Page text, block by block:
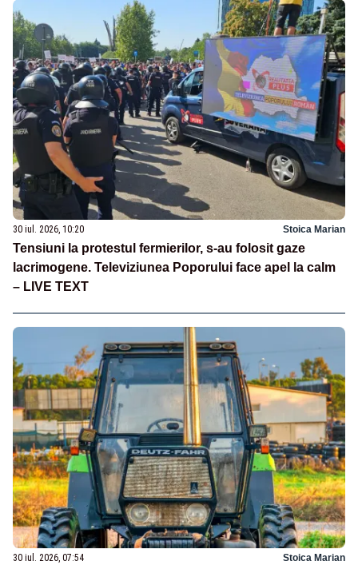
30 iul. 2026, 10:20 Stoica Marian
Tensiuni la protestul fermierilor, s-au folosit gaze
lacrimogene. Televiziunea Poporului face apel la calm
– LIVE TEXT
30 iul. 2026, 07:54 Stoica Marian